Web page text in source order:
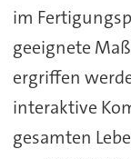
im
geeignete
ergriffen
interaktive
gesamten